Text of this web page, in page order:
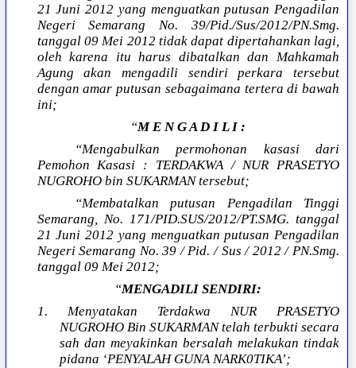
21 Juni 2012 yang menguatkan putusan Pengadilan
Negeri Semarang No. 39/Pid./Sus/2012/PN.Smg.
tanggal 09 Mei 2012 tidak dapat dipertahankan lagi,
oleh karena itu harus dibatalkan dan Mahkamah
Agung akan mengadili sendiri perkara tersebut
dengan amar putusan sebagaimana tertera di bawah
ini;
“M E N G A D I L I :
“Mengabulkan permohonan kasasi dari
Pemohon Kasasi : TERDAKWA / NUR PRASETYO
NUGROHO bin SUKARMAN tersebut;
“Membatalkan putusan Pengadilan Tinggi
Semarang, No. 171/PID.SUS/2012/PT.SMG. tanggal
21 Juni 2012 yang menguatkan putusan Pengadilan
Negeri Semarang No. 39 / Pid. / Sus / 2012 / PN.Smg.
tanggal 09 Mei 2012;
“MENGADILI SENDIRI:
1. Menyatakan Terdakwa NUR PRASETYO
NUGROHO Bin SUKARMAN telah terbukti secara
sah dan meyakinkan bersalah melakukan tindak
pidana ‘PENYALAH GUNA NARK0TIKA’;